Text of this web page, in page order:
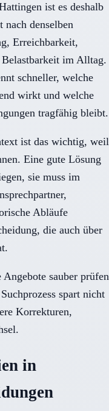
ist es deshalb
nach denselben
Erreichbarkeit,
im Alltag.
schneller, welche
wirkt und welche
tragfähig bleibt.
ist das wichtig, weil
Eine gute Lösung
sie muss im
Abläufe
die auch über
sauber prüfen
spart nicht
Korrekturen,
in